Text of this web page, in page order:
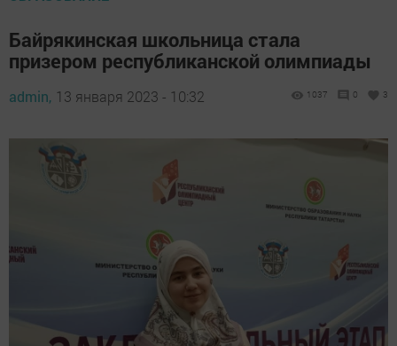
Байрякинская школьница стала
призером республиканской олимпиады
admin, 13 января 2023 - 10:32 1037 0 3